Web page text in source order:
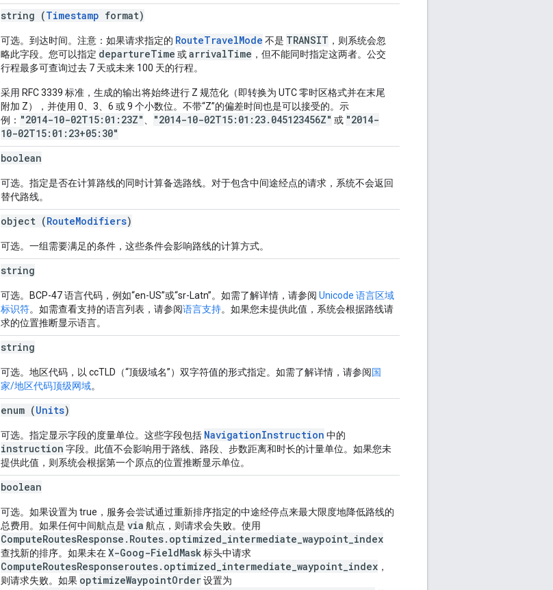
string (Timestamp format)
可选。到达时间。注意：如果请求指定的 RouteTravelMode 不是 TRANSIT ，则系统会忽
略此字段。您可以指定 departureTime 或arrivalTime ，但不能同时指定这两者。公交
行程最多可查询过去 7 天或未来 100 天的行程。
采用 RFC 3339 标准，生成的输出将始终进行 Z 规范化（即转换为 UTC 零时区格式并在末尾
附加 Z），并使用 0、3、6 或 9 个小数位。不带“Z”的偏差时间也是可以接受的。示
例： "2014-10-02T15:01:23Z" "2014-10-02T15:01:23.045123456Z" 或 "2014-
10-02T15:01:23+05:30"
boolean
可选。指定是否在计算路线的同时计算备选路线。对于包含中间途经点的请求，系统不会返回
替代路线。
object (RouteModifiers)
可选。一组需要满足的条件，这些条件会影响路线的计算方式。
string
可选。BCP-47 语言代码，例如“en-US”或“sr-Latn”。如需了解详情，请参阅 Unicode 语言区域
标识符。如需查看支持的语言列表，请参阅语言支持。如果您未提供此值，系统会根据路线请
求的位置推断显示语言。
string
可选。地区代码，以 ccTLD（“顶级域名”）双字符值的形式指定。如需了解详情，请参阅国
家/地区代码顶级网域。
enum (Units)
可选。指定显示字段的度量单位。这些字段包括 NavigationInstruction 中的
instruction 字段。此值不会影响用于路线、路段、步数距离和时长的计量单位。如果您未
提供此值，则系统会根据第一个原点的位置推断显示单位。
boolean
可选。如果设置为 true，服务会尝试通过重新排序指定的中途经停点来最大限度地降低路线的
总费用。如果任何中间航点是 via 航点，则请求会失败。使用
ComputeRoutesResponse.Routes.optimized_intermediate_waypoint_index
查找新的排序。如果未在X-Goog-FieldMask标头中请求
ComputeRoutesResponseroutes.optimized_intermediate_waypoint_index ，
则请求失败。如果 optimizeWaypointOrder设置为